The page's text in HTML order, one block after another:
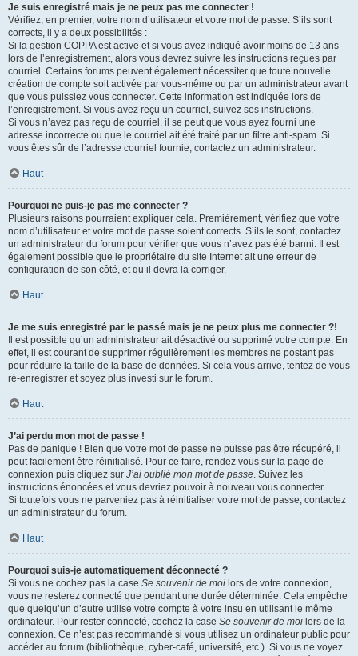
Je suis enregistré mais je ne peux pas me connecter !
Vérifiez, en premier, votre nom d’utilisateur et votre mot de passe. S’ils sont
corrects, il y a deux possibilités :
Si la gestion COPPA est active et si vous avez indiqué avoir moins de 13 ans
lors de l’enregistrement, alors vous devrez suivre les instructions reçues par
courriel. Certains forums peuvent également nécessiter que toute nouvelle
création de compte soit activée par vous-même ou par un administrateur avant
que vous puissiez vous connecter. Cette information est indiquée lors de
l’enregistrement. Si vous avez reçu un courriel, suivez ses instructions.
Si vous n’avez pas reçu de courriel, il se peut que vous ayez fourni une
adresse incorrecte ou que le courriel ait été traité par un filtre anti-spam. Si
vous êtes sûr de l’adresse courriel fournie, contactez un administrateur.
Haut
Pourquoi ne puis-je pas me connecter ?
Plusieurs raisons pourraient expliquer cela. Premièrement, vérifiez que votre
nom d’utilisateur et votre mot de passe soient corrects. S’ils le sont, contactez
un administrateur du forum pour vérifier que vous n’avez pas été banni. Il est
également possible que le propriétaire du site Internet ait une erreur de
configuration de son côté, et qu’il devra la corriger.
Haut
Je me suis enregistré par le passé mais je ne peux plus me connecter ?!
Il est possible qu’un administrateur ait désactivé ou supprimé votre compte. En
effet, il est courant de supprimer régulièrement les membres ne postant pas
pour réduire la taille de la base de données. Si cela vous arrive, tentez de vous
ré-enregistrer et soyez plus investi sur le forum.
Haut
J’ai perdu mon mot de passe !
Pas de panique ! Bien que votre mot de passe ne puisse pas être récupéré, il
peut facilement être réinitialisé. Pour ce faire, rendez vous sur la page de
connexion puis cliquez sur J’ai oublié mon mot de passe . Suivez les
instructions énoncées et vous devriez pouvoir à nouveau vous connecter.
Si toutefois vous ne parveniez pas à réinitialiser votre mot de passe, contactez
un administrateur du forum.
Haut
Pourquoi suis-je automatiquement déconnecté ?
Si vous ne cochez pas la case Se souvenir de moi lors de votre connexion,
vous ne resterez connecté que pendant une durée déterminée. Cela empêche
que quelqu’un d’autre utilise votre compte à votre insu en utilisant le même
ordinateur. Pour rester connecté, cochez la case Se souvenir de moi lors de la
connexion. Ce n’est pas recommandé si vous utilisez un ordinateur public pour
accéder au forum (bibliothèque, cyber-café, université, etc.). Si vous ne voyez